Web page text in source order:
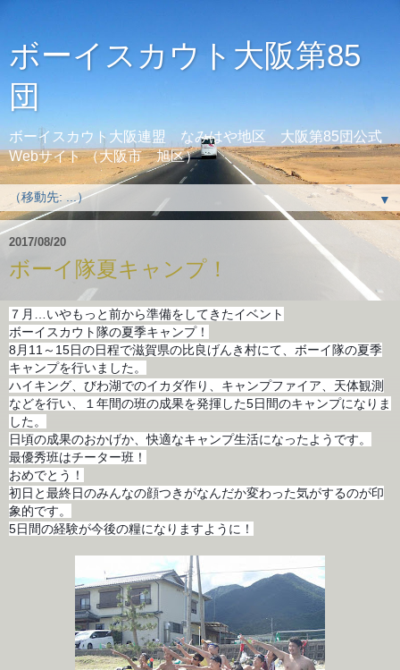
ボーイスカウト大阪第85
団
ボーイスカウト大阪連盟 なみはや地区 大阪第85団公式
Webサイト （大阪市 旭区）
▼
2017/08/20
ボーイ隊夏キャンプ！
７月…いやもっと前から準備をしてきたイベント
ボーイスカウト隊の夏季キャンプ！
8月11～15日の日程で滋賀県の比良げんき村にて、ボーイ隊の夏季
キャンプを行いました。
ハイキング、びわ湖でのイカダ作り、キャンプファイア、天体観測
などを行い、１年間の班の成果を発揮した5日間のキャンプになりま
した。
日頃の成果のおかげか、快適なキャンプ生活になったようです。
最優秀班はチーター班！
おめでとう！
初日と最終日のみんなの顔つきがなんだか変わった気がするのが印
象的です。
5日間の経験が今後の糧になりますように！